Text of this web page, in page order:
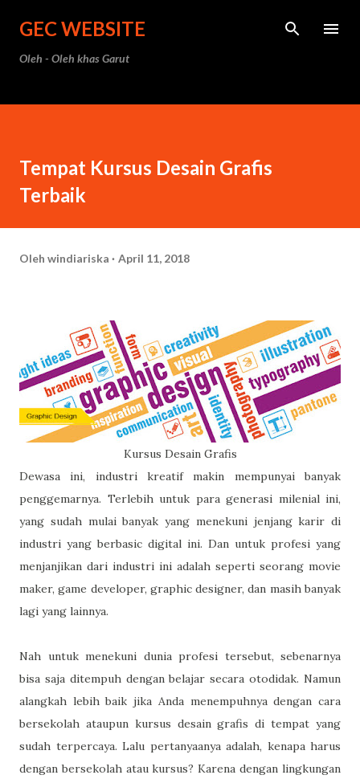
Langsung ke konten utama
GEC WEBSITE
Oleh - Oleh khas Garut
Tempat Kursus Desain Grafis
Terbaik
Oleh windiariska April 11, 2018
Kursus Desain Grafis
Dewasa ini, industri kreatif makin mempunyai banyak
penggemarnya. Terlebih untuk para generasi milenial ini,
yang sudah mulai banyak yang menekuni jenjang karir di
industri yang berbasic digital ini. Dan untuk profesi yang
menjanjikan dari industri ini adalah seperti seorang movie
maker, game developer, graphic designer, dan masih banyak
lagi yang lainnya.
Nah untuk menekuni dunia profesi tersebut, sebenarnya
bisa saja ditempuh dengan belajar secara otodidak. Namun
alangkah lebih baik jika Anda menempuhnya dengan cara
bersekolah ataupun kursus desain grafis di tempat yang
sudah terpercaya. Lalu pertanyaanya adalah, kenapa harus
dengan bersekolah atau kursus? Karena dengan lingkungan